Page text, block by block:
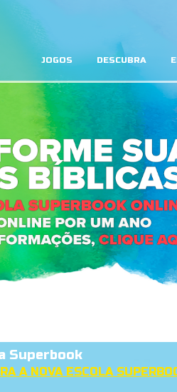
JOGOS DESCUBRA
Superbook
A NOVA ESCOLA